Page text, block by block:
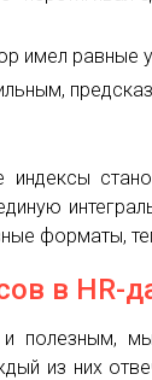
имел равные
индексы
форматы,
в HR-
полезным,
из них